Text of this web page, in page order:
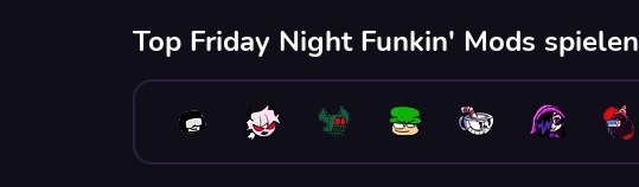
Top Friday Night Funkin' Mods spielen